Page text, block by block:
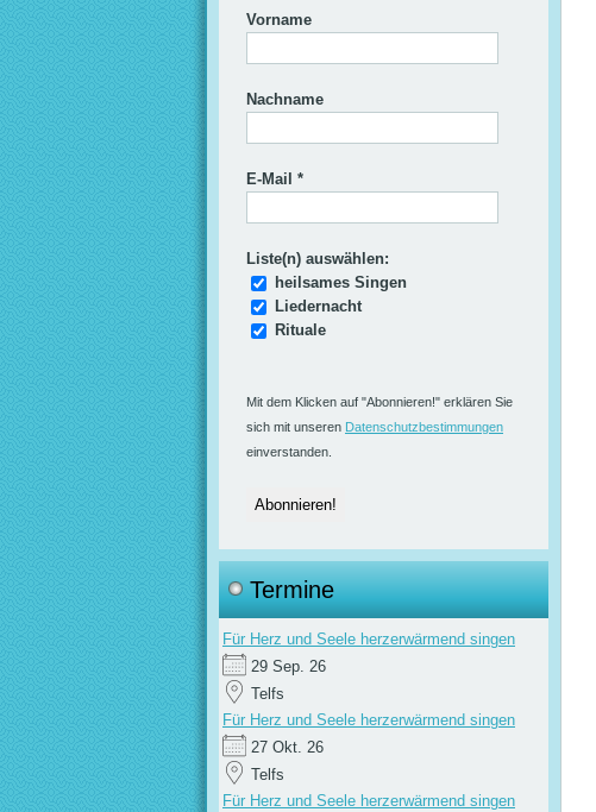
Vorname
Nachname
E-Mail *
Liste(n) auswählen:
heilsames Singen
Liedernacht
Rituale
Mit dem Klicken auf "Abonnieren!" erklären Sie
sich mit unseren Datenschutzbestimmungen
einverstanden.
Termine
Für Herz und Seele herzerwärmend singen
29 Sep. 26
Telfs
Für Herz und Seele herzerwärmend singen
27 Okt. 26
Telfs
Für Herz und Seele herzerwärmend singen